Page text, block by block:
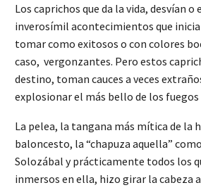
Los caprichos que da la vida, desvían o
inverosímil acontecimientos que
tomar como exitosos o con colores
caso, vergonzantes. Pero estos
destino, toman cauces a veces
explosionar el más bello de los
La pelea, la tangana más mítica de la
baloncesto, la “chapuza aquella”
Solozábal y prácticamente todos los
inmersos en ella, hizo girar la cabeza